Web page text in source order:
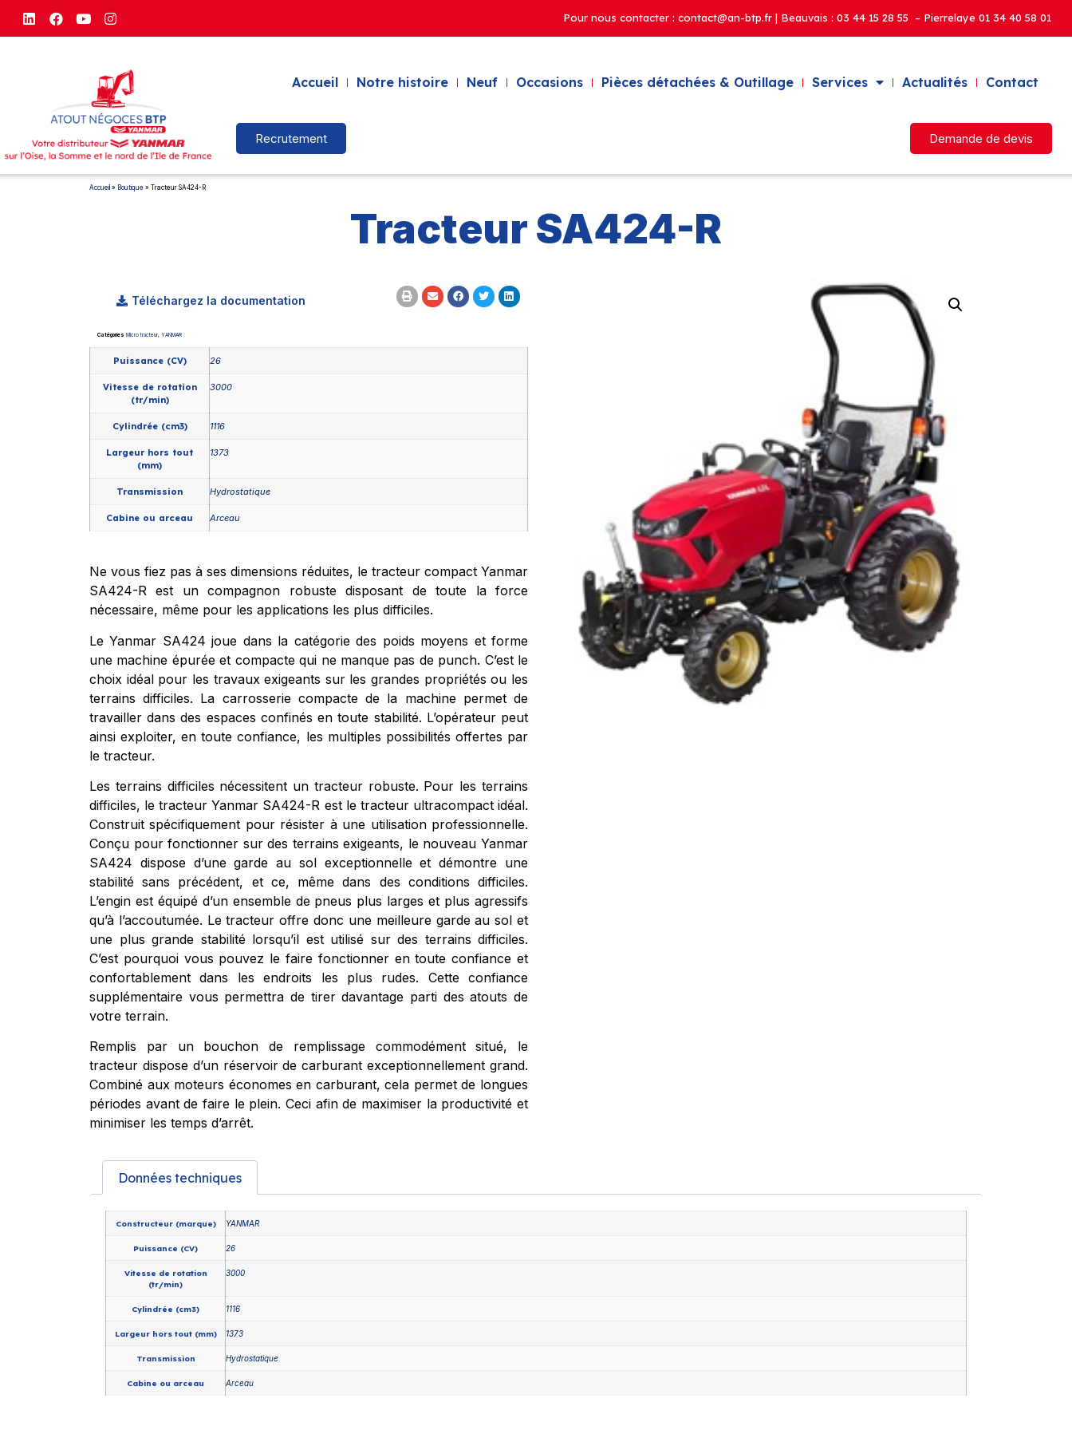
Pour nous contacter : contact@an-btp.fr | Beauvais : 03 44 15 28 55 – Pierrelaye 01 34 40 58 01
Accueil Notre histoire Neuf Occasions Pièces détachées & Outillage Services Actualités Contact
Recrutement Demande de devis
Accueil » Boutique » Tracteur SA424-R
Tracteur SA424-R
Téléchargez la documentation
Catégories Micro tracteur, YANMAR
Puissance (CV) 26
Vitesse de rotation
(tr/min)
3000
Cylindrée (cm3) 1116
Largeur hors tout
(mm)
1373
Transmission Hydrostatique
Cabine ou arceau Arceau
Ne vous fiez pas à ses dimensions réduites, le tracteur compact Yanmar
SA424-R est un compagnon robuste disposant de toute la force
nécessaire, même pour les applications les plus difficiles.
Le Yanmar SA424 joue dans la catégorie des poids moyens et forme
une machine épurée et compacte qui ne manque pas de punch. C’est le
choix idéal pour les travaux exigeants sur les grandes propriétés ou les
terrains difficiles. La carrosserie compacte de la machine permet de
travailler dans des espaces confinés en toute stabilité. L’opérateur peut
ainsi exploiter, en toute confiance, les multiples possibilités offertes par
le tracteur.
Les terrains difficiles nécessitent un tracteur robuste. Pour les terrains
difficiles, le tracteur Yanmar SA424-R est le tracteur ultracompact idéal.
Construit spécifiquement pour résister à une utilisation professionnelle.
Conçu pour fonctionner sur des terrains exigeants, le nouveau Yanmar
SA424 dispose d’une garde au sol exceptionnelle et démontre une
stabilité sans précédent, et ce, même dans des conditions difficiles.
L’engin est équipé d’un ensemble de pneus plus larges et plus agressifs
qu’à l’accoutumée. Le tracteur offre donc une meilleure garde au sol et
une plus grande stabilité lorsqu’il est utilisé sur des terrains difficiles.
C’est pourquoi vous pouvez le faire fonctionner en toute confiance et
confortablement dans les endroits les plus rudes. Cette confiance
supplémentaire vous permettra de tirer davantage parti des atouts de
votre terrain.
Remplis par un bouchon de remplissage commodément situé, le
tracteur dispose d’un réservoir de carburant exceptionnellement grand.
Combiné aux moteurs économes en carburant, cela permet de longues
périodes avant de faire le plein. Ceci afin de maximiser la productivité et
minimiser les temps d’arrêt.
Données techniques
Constructeur (marque) YANMAR
Puissance (CV) 26
Vitesse de rotation
(tr/min)
3000
Cylindrée (cm3) 1116
Largeur hors tout (mm) 1373
Transmission Hydrostatique
Cabine ou arceau Arceau